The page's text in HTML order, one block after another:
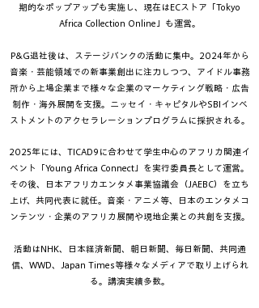
期的なポップアップも実施し、現在はECストア「Tokyo
Africa Collection Online」も運営。
P&G退社後は、ステージバンクの活動に集中。2024年から
音楽・芸能領域での新事業創出に注力しつつ、アイドル事務
所から上場企業まで様々な企業のマーケティング戦略・広告
制作・海外展開を支援。ニッセイ・キャピタルやSBIインベ
ストメントのアクセラレーションプログラムに採択される。
2025年には、TICAD9に合わせて学生中心のアフリカ関連イ
ベント「Young Africa Connect」を実行委員長として運営。
その後、日本アフリカエンタメ事業協議会（JAEBC）を立ち
上げ、共同代表に就任。音楽・ アニメ等、日本のエンタメコ
ンテンツ・企業のアフリカ展開や現地企業との共創を支援。
​活動はNHK、日本経済新聞、朝日新聞、毎日新聞、共同通
信、WWD、Japan Times等様々なメディアで取り上げられ
る。講演実績多数。